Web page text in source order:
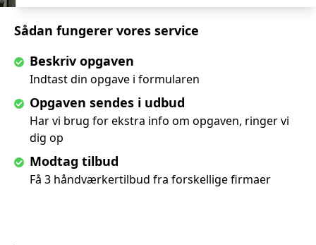
Sådan fungerer vores service
Beskriv opgaven
Indtast din opgave i formularen
Opgaven sendes i udbud
Har vi brug for ekstra info om opgaven, ringer vi
dig op
Modtag tilbud
Få 3 håndværkertilbud fra forskellige firmaer